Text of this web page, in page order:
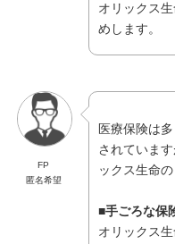
オリックス
めします。
FP
匿名希望
医療保険は
されていま
ックス生命
■手ごろな保
オリックス